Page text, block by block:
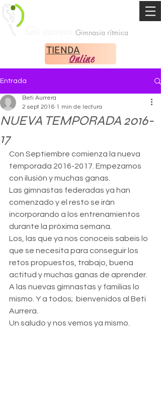
Gimnasia rítmica
Online
TIENDA
Entrada
NUEVA TEMPORADA 2016-
17
Beti Aurrera
2 sept 2016 1 min de lectura
Con Septiembre comienza la nueva
temporada 2016-2017. Empezamos
con ilusión y muchas ganas.
Las gimnastas federadas ya han
comenzado y el resto se irán
incorporando a los entrenamientos
durante la próxima semana.
Los, las que ya nos conoceis sabeis lo
que se necesita para conseguir los
retos propuestos, trabajo, buena
actitud y muchas ganas de aprender.
A las nuevas gimnastas y familias lo
mismo. Y a todos;  bienvenidos al Beti
Aurrera.
Un saludo y nos vemos ya mismo.